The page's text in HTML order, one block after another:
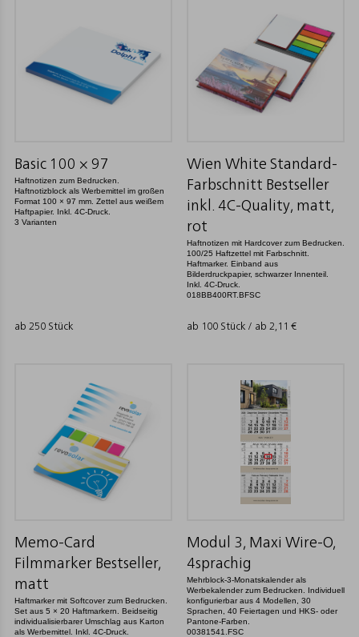
Basic 100 × 97
Haftnotizen zum Bedrucken.
Haftnotizblock als Werbemittel im großen
Format 100 × 97 mm. Zettel aus weißem
Haftpapier. Inkl. 4C-Druck.
3 Varianten
ab 250 Stück
Wien White Standard-
Farbschnitt Bestseller
inkl. 4C-Quality, matt,
rot
Haftnotizen mit Hardcover zum Bedrucken.
100/25 Haftzettel mit Farbschnitt.
Haftmarker. Einband aus
Bilderdruckpapier, schwarzer Innenteil.
Inkl. 4C-Druck.
018BB400RT.BFSC
ab 100 Stück / ab 2,11 €
Memo-Card
Filmmarker Bestseller,
matt
Haftmarker mit Softcover zum Bedrucken.
Set aus 5 × 20 Haftmarkern. Beidseitig
individualisierbarer Umschlag aus Karton
als Werbemittel. Inkl. 4C-Druck.
Modul 3, Maxi Wire-O,
4sprachig
Mehrblock-3-Monatskalender als
Werbekalender zum Bedrucken. Individuell
konfigurierbar aus 4 Modellen, 30
Sprachen, 40 Feiertagen und HKS- oder
Pantone-Farben.
00381541.FSC